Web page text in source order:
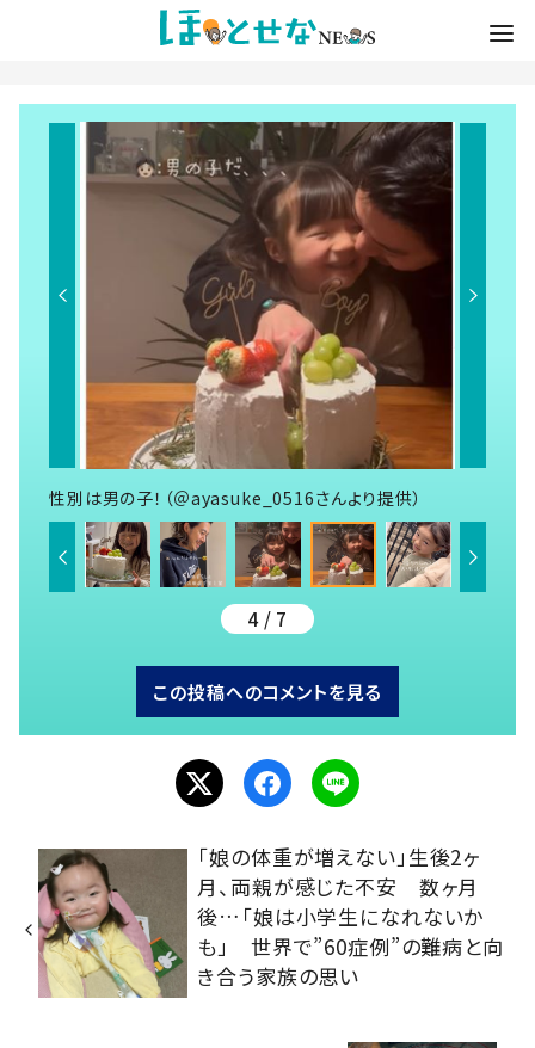
性別は男の子！（＠ayasuke_0516さんより提供）
4 / 7
この投稿へのコメントを見る
「娘の体重が増えない」生後2ヶ
月、両親が感じた不安 数ヶ月
後…「娘は小学生になれないか
も」 世界で”60症例”の難病と向
き合う家族の思い